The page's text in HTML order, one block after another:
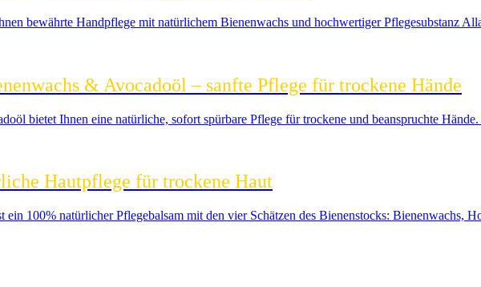
bewährte Handpflege mit natürlichem Bienenwachs und hochwertiger Pflegesubstanz
& Avocadoöl – sanfte Pflege für trockene Hände
bietet Ihnen eine natürliche, sofort spürbare Pflege für trockene und beanspruchte
Hautpflege für trockene Haut
100% natürlicher Pflegebalsam mit den vier Schätzen des Bienenstocks: Bienenwachs,